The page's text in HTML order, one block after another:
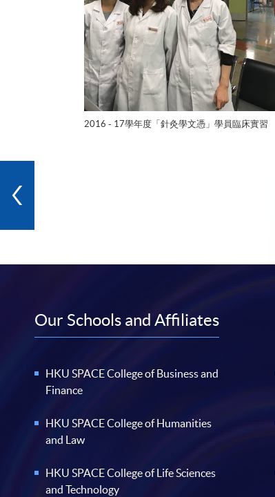
2016 - 17學年度「針灸學文憑」學員臨床實習
Our Schools and Affiliates
HKU SPACE College of Business and
Finance
HKU SPACE College of Humanities
and Law
HKU SPACE College of Life Sciences
and Technology